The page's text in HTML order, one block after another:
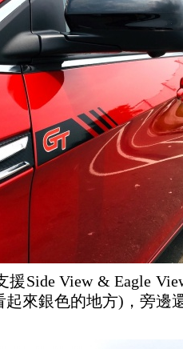
Side View & Eagle
起來銀色的地方)，旁邊